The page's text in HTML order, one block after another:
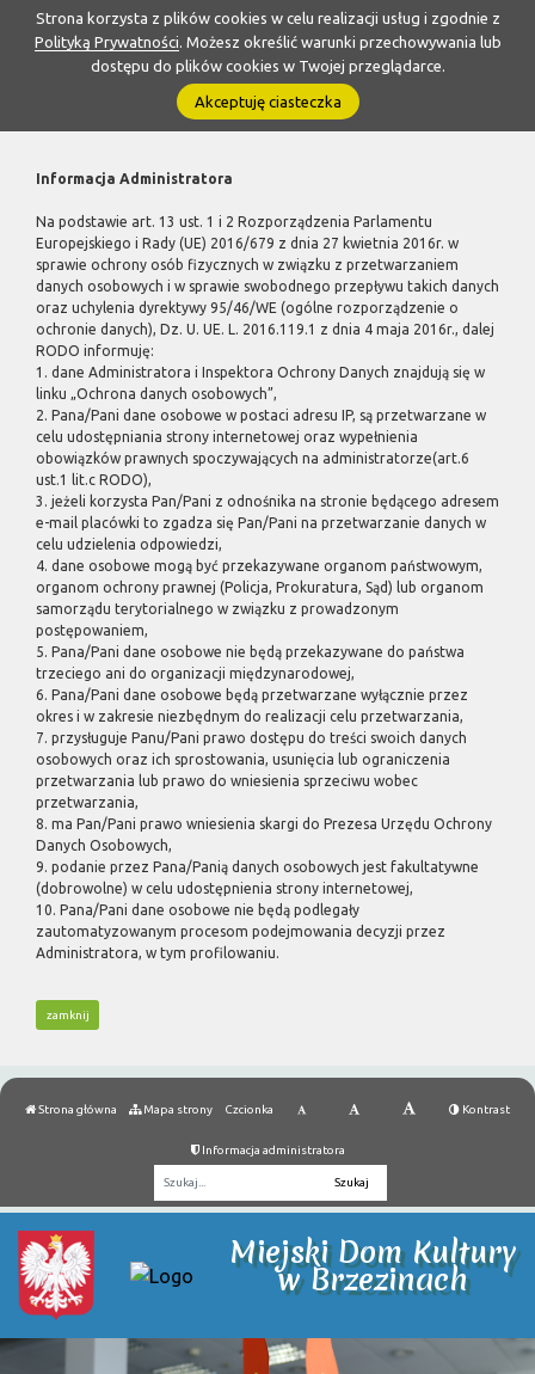
Strona korzysta z plików cookies w celu realizacji usług i zgodnie z
Polityką Prywatności. Możesz określić warunki przechowywania lub
dostępu do plików cookies w Twojej przeglądarce.
Akceptuję ciasteczka
Informacja Administratora
Na podstawie art. 13 ust. 1 i 2 Rozporządzenia Parlamentu
Europejskiego i Rady (UE) 2016/679 z dnia 27 kwietnia 2016r. w
sprawie ochrony osób fizycznych w związku z przetwarzaniem
danych osobowych i w sprawie swobodnego przepływu takich danych
oraz uchylenia dyrektywy 95/46/WE (ogólne rozporządzenie o
ochronie danych), Dz. U. UE. L. 2016.119.1 z dnia 4 maja 2016r., dalej
RODO informuję:
1. dane Administratora i Inspektora Ochrony Danych znajdują się w
linku „Ochrona danych osobowych”,
2. Pana/Pani dane osobowe w postaci adresu IP, są przetwarzane w
celu udostępniania strony internetowej oraz wypełnienia
obowiązków prawnych spoczywających na administratorze(art.6
ust.1 lit.c RODO),
3. jeżeli korzysta Pan/Pani z odnośnika na stronie będącego adresem
e-mail placówki to zgadza się Pan/Pani na przetwarzanie danych w
celu udzielenia odpowiedzi,
4. dane osobowe mogą być przekazywane organom państwowym,
organom ochrony prawnej (Policja, Prokuratura, Sąd) lub organom
samorządu terytorialnego w związku z prowadzonym
postępowaniem,
5. Pana/Pani dane osobowe nie będą przekazywane do państwa
trzeciego ani do organizacji międzynarodowej,
6. Pana/Pani dane osobowe będą przetwarzane wyłącznie przez
okres i w zakresie niezbędnym do realizacji celu przetwarzania,
7. przysługuje Panu/Pani prawo dostępu do treści swoich danych
osobowych oraz ich sprostowania, usunięcia lub ograniczenia
przetwarzania lub prawo do wniesienia sprzeciwu wobec
przetwarzania,
8. ma Pan/Pani prawo wniesienia skargi do Prezesa Urzędu Ochrony
Danych Osobowych,
9. podanie przez Pana/Panią danych osobowych jest fakultatywne
(dobrowolne) w celu udostępnienia strony internetowej,
10. Pana/Pani dane osobowe nie będą podlegały
zautomatyzowanym procesom podejmowania decyzji przez
Administratora, w tym profilowaniu.
zamknij
Strona główna Mapa strony Czcionka Kontrast
Informacja administratora
Miejski Dom Kultury
w Brzezinach